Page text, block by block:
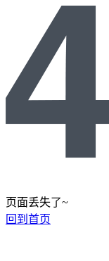
页面丢失了~
回到首页